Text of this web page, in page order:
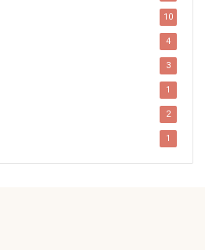
10
4
3
1
2
1